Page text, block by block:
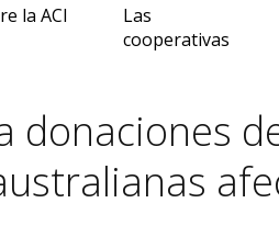
la ACI
Las
cooperativas
donaciones